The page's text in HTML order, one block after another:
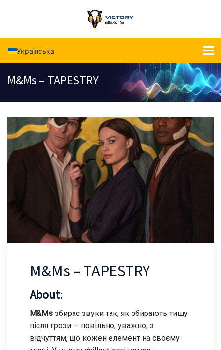
Українська
M&Ms – TAPESTRY
M&Ms – TAPESTRY
About:
M&Ms збирає звуки так, як збирають тишу
після грози — повільно, уважно, з
відчуттям, що кожен елемент на своєму